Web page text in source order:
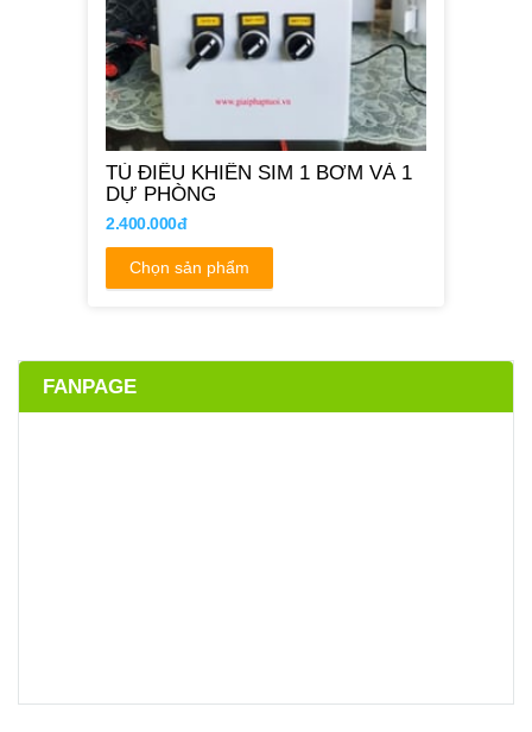
TỦ ĐIỀU KHIỂN SIM 1 BƠM VÀ 1
DỰ PHÒNG
2.400.000đ
Chọn sản phẩm
FANPAGE